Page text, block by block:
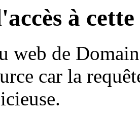
à
web de
car la